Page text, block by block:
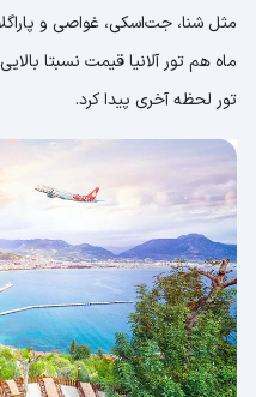
مثل شنا، جت‌اسکی، غواصی و
ماه هم تور آلانیا قیمت نسبتا
تور لحظه آخری پیدا کرد.